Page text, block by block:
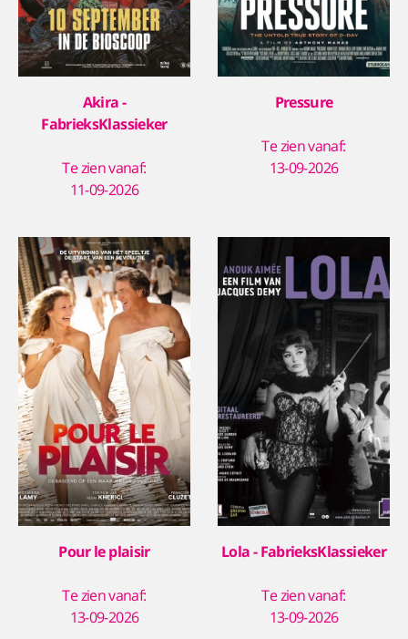
Akira -
FabrieksKlassieker
Te zien vanaf:
11-09-2026
Pressure
Te zien vanaf:
13-09-2026
Pour le plaisir
Te zien vanaf:
13-09-2026
Lola - FabrieksKlassieker
Te zien vanaf:
13-09-2026